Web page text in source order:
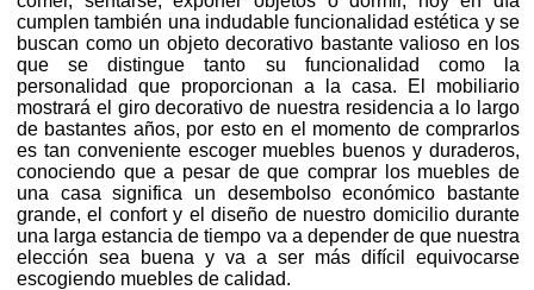
cumplen también una indudable funcionalidad estética y se
buscan como un objeto decorativo bastante valioso en los
que se distingue tanto su funcionalidad como la
personalidad que proporcionan a la casa. El mobiliario
mostrará el giro decorativo de nuestra residencia a lo largo
de bastantes años, por esto en el momento de comprarlos
es tan conveniente escoger muebles buenos y duraderos,
conociendo que a pesar de que comprar los muebles de
una casa significa un desembolso económico bastante
grande, el confort y el diseño de nuestro domicilio durante
una larga estancia de tiempo va a depender de que nuestra
elección sea buena y va a ser más difícil equivocarse
escogiendo muebles de calidad.